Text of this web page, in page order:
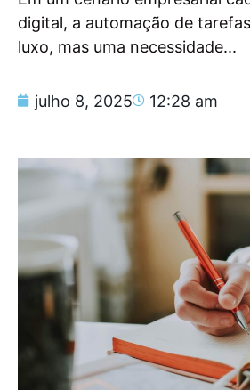
digital, a automação de
luxo, mas uma necessidade...
julho 8, 2025 12:28 am